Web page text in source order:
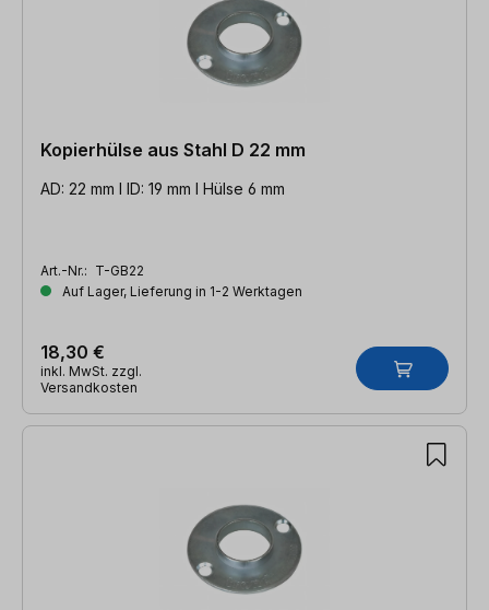
Kopierhülse aus Stahl D 22 mm
AD: 22 mm l ID: 19 mm l Hülse 6 mm
Art.-Nr.: T-GB22
Auf Lager, Lieferung in 1-2 Werktagen
18,30 €
inkl. MwSt. zzgl.
Versandkosten